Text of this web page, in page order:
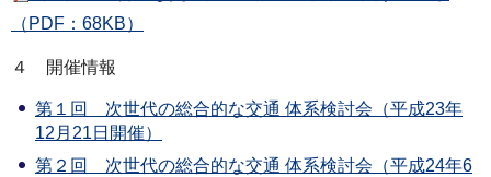
（PDF：68KB）
４ 開催情報
第１回 次世代の総合的な交通 体系検討会（平成23年
12月21日開催）
第２回 次世代の総合的な交通 体系検討会（平成24年6